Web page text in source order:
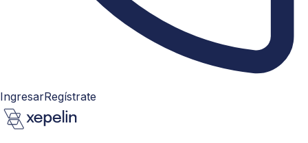
IngresarRegístrate